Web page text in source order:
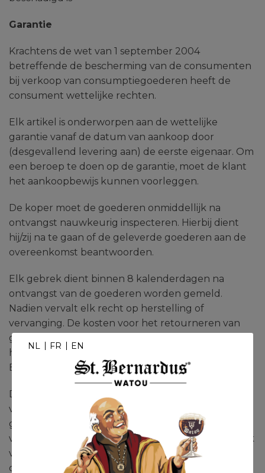
Garantie
Krachtens de wet van 1 september 2004
betreffende de bescherming van de consumenten
bij verkoop van consumptiegoederen heeft de
consument wettelijke rechten.
Elk artikel is onderworpen aan de wettelijke
garantie vanaf de datum van aankoop door
(desgevallend levering aan) de eerste eigenaar. Om
een beroep te doen op de garantie, moet de klant
het aankoopbewijs kunnen voorleggen.
De koper moet de goederen onmiddellijk na
ontvangst nauwkeurig inspecteren. Hierbij dient
hij/zij na te gaan of de geleverde goederen aan de
overeenkomst beantwoorden.
Elk gebrek dient binnen 8 kalenderdagen na
ontvangst van de goederen worden gemeld.
Nadien vervalt elk recht op herstelling of
vervanging. De kosten voor het retourneren van
goederen die niet voldoen aan de beschrijving van
het aanbod zijn ten laste van Brouwerij Sint-
Bernard NV.
De (commerciële en/of wettelijke) garantie is nooit
van toepassing op defecten die ontstaan ten
gevolge van ongelukken, verwaarlozing,
valpartijen, abnormaal of incorrect gebruik, gebruik
van het artikel in strijd met het doel waarvoor het
ontworpen werd, het niet naleven van de
NL FR EN